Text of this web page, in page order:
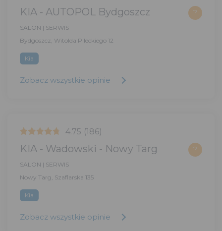
KIA - AUTOPOL Bydgoszcz ?
SALON | SERWIS
Bydgoszcz, Witolda Pileckiego 12
Kia
Zobacz wszystkie opinie
4.75 (186)
KIA - Wadowski - Nowy Targ ?
SALON | SERWIS
Nowy Targ, Szaflarska 135
Kia
Zobacz wszystkie opinie